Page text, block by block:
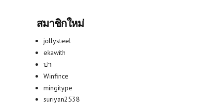
สมาชิกใหม่
jollysteel
ekawith
ปา
Winfince
mingitype
suriyan2538